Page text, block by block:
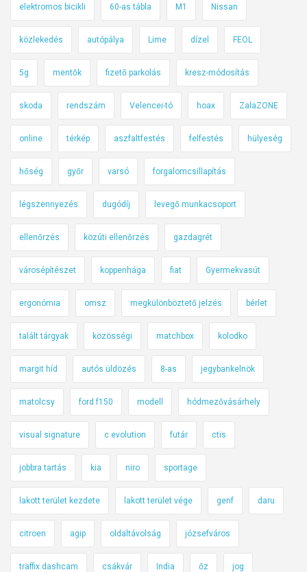
elektromos bicikli 60-as tábla M1 Nissan
közlekedés autópálya Lime dízel FEOL
5g mentők fizető parkolás kresz-módosítás
skoda rendszám Velencei-tó hoax ZalaZONE
online térkép aszfaltfestés felfestés hülyeség
hőség győr varsó forgalomcsillapítás
légszennyezés dugódíj levegő munkacsoport
ellenőrzés közúti ellenőrzés gazdagrét
városépítészet koppenhága fiat Gyermekvasút
ergonómia omsz megkülönböztető jelzés bérlet
talált tárgyak közösségi matchbox kolodko
margit híd autós üldözés 8-as jegybankelnök
matolcsy ford f150 modell hódmezővásárhely
visual signature c evolution futár ctis
jobbra tartás kia niro sportage
lakott terület kezdete lakott terület vége genf daru
citroen agip oldaltávolság józsefváros
traffix dashcam csákvár India őz jog